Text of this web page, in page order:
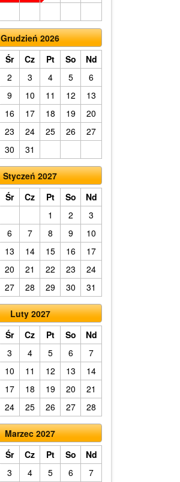
Grudzień 2026
Śr Cz Pt So
Nd
2 3 4 5
6
9 10 11 12
13
16 17 18 19
20
23 24 25 26
27
30 31
Styczeń 2027
Śr Cz Pt So
Nd
1
2
3
6 7 8 9
10
13 14 15 16
17
20 21 22 23
24
27 28 29 30 31
Luty 2027
Śr Cz Pt So
Nd
3 4 5 6
7
10 11 12 13
14
17 18 19 20
21
24 25 26 27 28
Marzec 2027
Śr Cz Pt So
Nd
3 4 5 6
7